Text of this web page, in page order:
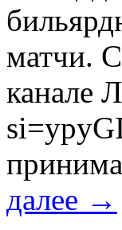
матчи.
канале
далее →